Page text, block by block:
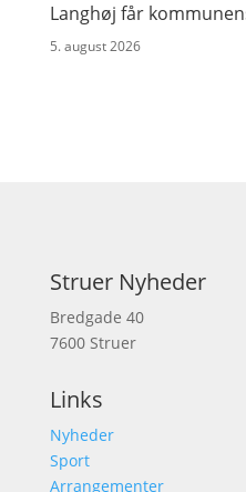
Langhøj får
5. august 2026
Struer Nyheder
Bredgade 40
7600 Struer
Links
Nyheder
Sport
Arrangementer